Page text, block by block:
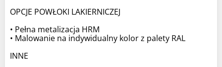
OPCJE POWŁOKI LAKIERNICZEJ
• Pełna metalizacja HRM
• Malowanie na indywidualny kolor z palety RAL
INNE